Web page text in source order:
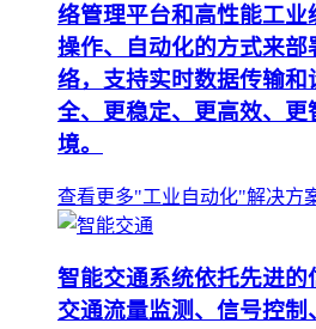
络管理平台和高性能工业
操作、自动化的方式来部
络，支持实时数据传输
全、更稳定、更高效、
境。
查看更多"工业自动化"解决方
智能交通系统依托先进
交通流量监测、信号控